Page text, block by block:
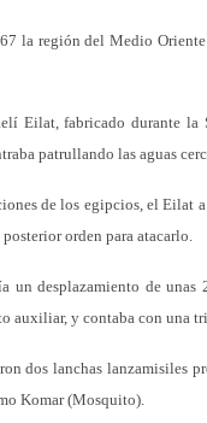
la región del Medio
Eilat, fabricado durante
patrullando las aguas
de los egipcios, el Eilat
orden para atacarlo.
un desplazamiento de
auxiliar, y contaba con una
dos lanchas lanzamisiles
Komar (Mosquito).